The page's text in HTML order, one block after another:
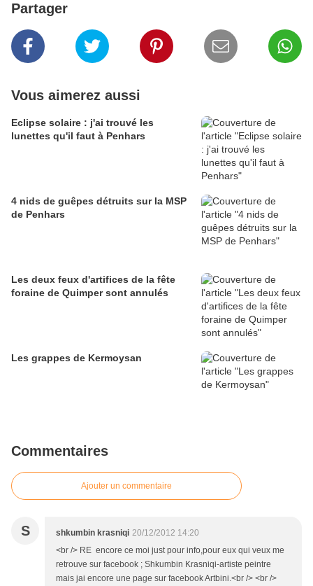
Partager
Vous aimerez aussi
Eclipse solaire : j'ai trouvé les
lunettes qu'il faut à Penhars
4 nids de guêpes détruits sur la MSP
de Penhars
Les deux feux d'artifices de la fête
foraine de Quimper sont annulés
Les grappes de Kermoysan
Commentaires
Ajouter un commentaire
S shkumbin krasniqi 20/12/2012 14:20
<br /> RE encore ce moi just pour info,pour eux qui veux me
retrouve sur facebook ; Shkumbin Krasniqi-artiste peintre
mais jai encore une page sur facebook Artbini.<br /> <br />